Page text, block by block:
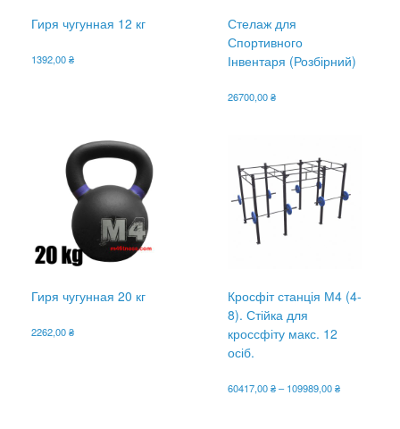
Гиря чугунная 12 кг
1392,00₴
Стелаж для
Спортивного
Інвентаря (Розбірний)
26700,00₴
Гиря чугунная 20 кг
2262,00₴
Кросфіт станція М4 (4-
8). Стійка для
кроссфіту макс. 12
осіб.
60417,00₴ – 109989,00₴Діапазон